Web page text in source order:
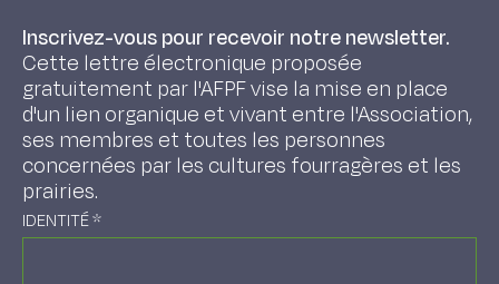
Inscrivez-vous pour recevoir notre newsletter.
Cette lettre électronique proposée
gratuitement par l'AFPF vise la mise en place
d'un lien organique et vivant entre l'Association,
ses membres et toutes les personnes
concernées par les cultures fourragères et les
prairies.
IDENTITÉ*